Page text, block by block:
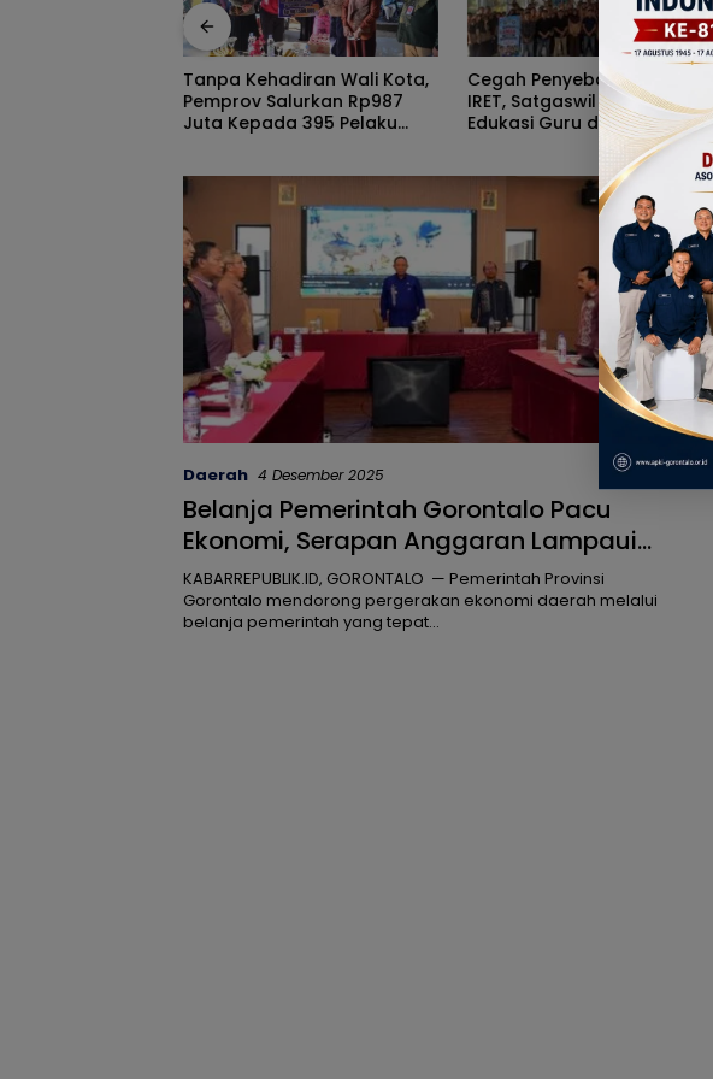
Cegah Penyebaran Paham
IRET, Satgaswil Gorontalo
Edukasi Guru dan Pelajar
Rizal Agu Sarankan Sri
Darsianti Tuna Tegur
Walikota Adhan Dambea
Kumperindag Pemprov
Gorontalo
Daerah 4 Desember 2025
Belanja Pemerintah Gorontalo Pacu
Ekonomi, Serapan Anggaran Lampaui
Tahun Lalu
KABARREPUBLIK.ID, GORONTALO — Pemerintah Provinsi
Gorontalo mendorong pergerakan ekonomi daerah melalui
belanja pemerintah yang tepat…